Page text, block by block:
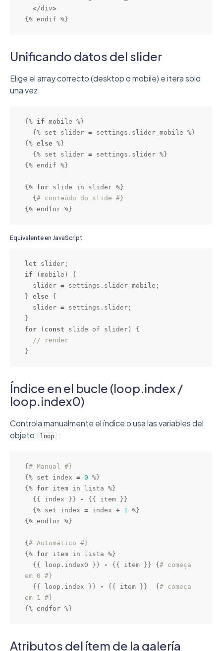
</div>
{% endif %}
Unificando datos del slider
Elige el array correcto (desktop o mobile) e itera solo
una vez:
{% if mobile %}
  {% set slider
= settings.slider_mobile %}
{% else %}
  {% set slider
= settings.slider %}
{% endif %}
{% for slide in slider %}
  {
# conteúdo do slide #}
{% endfor %}
Equivalente en JavaScript
if (mobile) {
  slider
= settings.slider_mobile;
} else {
  slider
= settings.slider;
for ( const slide of slider) {
// render
}
Índice en el bucle (loop.index /
loop.index0)
Controla manualmente el índice o usa las variables del
objeto
loop :
{ # Manual #}
{% set index = 0 %}
{% for item in lista %}
  {{ index }}
-
{{ item }}
  {% set index
= index + 1 %}
{% endfor %}
{ # Automático #}
{% for item in lista %}
  {{ loop.index0 }}
- {{ item }} { # começa
em 0 #}
  {{ loop.index }}
- {{ item }}  { # começa
em 1 #}
{% endfor %}
Atributos del ítem de la galería